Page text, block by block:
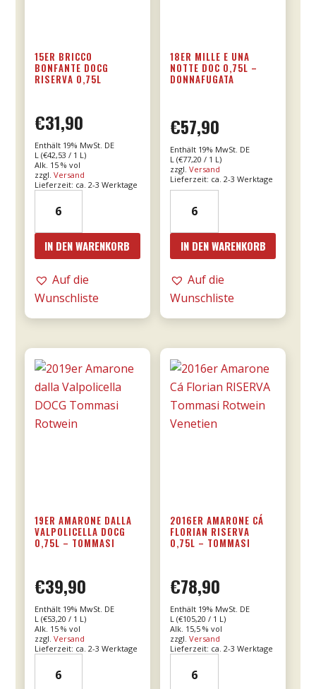
15ER BRICCO
BONFANTE DOCG
RISERVA 0,75L
€31,90
Enthält 19% MwSt. DE
L (€42,53 / 1 L)
Alk. 15 % vol
zzgl. Versand
Lieferzeit: ca. 2-3 Werktage
Bricco
Bonfante
DOCG
riserva
0,75l
IN DEN WARENKORB
Auf die
Wunschliste
18ER MILLE E UNA
NOTTE DOC 0,75L –
DONNAFUGATA
€57,90
Enthält 19% MwSt. DE
L (€77,20 / 1 L)
zzgl.Versand
Lieferzeit: ca. 2-3 Werktage
Mille
e
una
notte
DOC
Donnafugata
Menge
IN DEN WARENKORB
Auf die
Wunschliste
19ER AMARONE DALLA
VALPOLICELLA DOCG
0,75L – TOMMASI
€39,90
Enthält 19% MwSt. DE
L (€53,20 / 1 L)
Alk. 15 % vol
zzgl. Versand
Lieferzeit: ca. 2-3 Werktage
Amarone
2016ER AMARONE CÁ
FLORIAN RISERVA
0,75L – TOMMASI
€78,90
Enthält 19% MwSt. DE
L (€105,20 / 1 L)
Alk. 15,5 % vol
zzgl.Versand
Lieferzeit: ca. 2-3 Werktage
Amarone